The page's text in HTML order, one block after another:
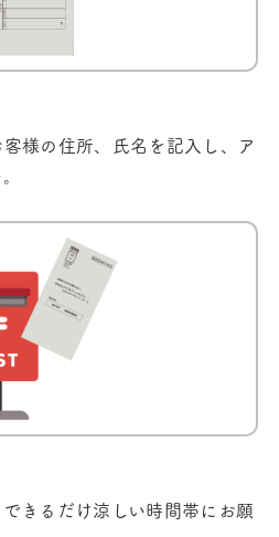
様の住所、氏名を記入し、ア
きるだけ涼しい時間帯にお願